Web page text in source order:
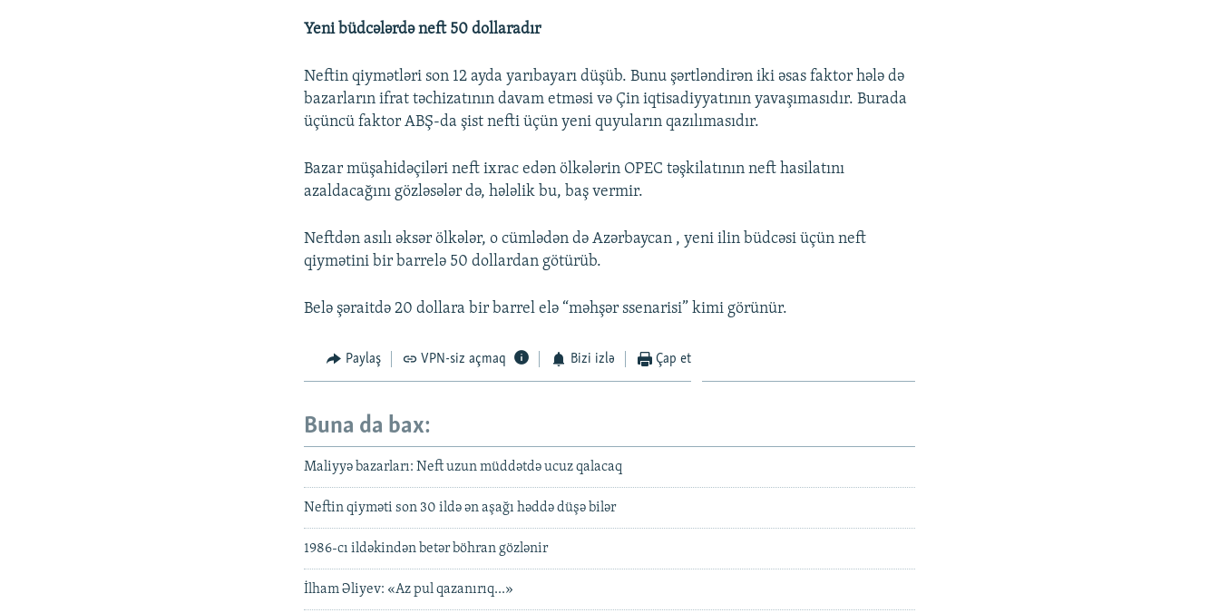
Yeni büdcələrdə neft 50 dollaradır
Neftin qiymətləri son 12 ayda yarıbayarı düşüb. Bunu şərtləndirən iki əsas faktor hələ də
bazarların ifrat təchizatının davam etməsi və Çin iqtisadiyyatının yavaşımasıdır. Burada
üçüncü faktor ABŞ-da şist nefti üçün yeni quyuların qazılımasıdır.
Bazar müşahidəçiləri neft ixrac edən ölkələrin OPEC təşkilatının neft hasilatını
azaldacağını gözləsələr də, hələlik bu, baş vermir.
Neftdən asılı əksər ölkələr, o cümlədən də Azərbaycan , yeni ilin büdcəsi üçün neft
qiymətini bir barrelə 50 dollardan götürüb.
Belə şəraitdə 20 dollara bir barrel elə “məhşər ssenarisi” kimi görünür.
Paylaş VPN-siz açmaq Bizi izlə Çap et
Buna da bax:
Maliyyə bazarları: Neft uzun müddətdə ucuz qalacaq
Neftin qiyməti son 30 ildə ən aşağı həddə düşə bilər
1986-cı ildəkindən betər böhran gözlənir
İlham Əliyev: «Az pul qazanırıq...»